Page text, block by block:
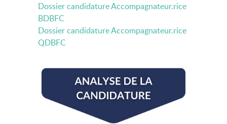
Dossier candidature Accompagnateur.rice
BDBFC
Dossier candidature Accompagnateur.rice
QDBFC